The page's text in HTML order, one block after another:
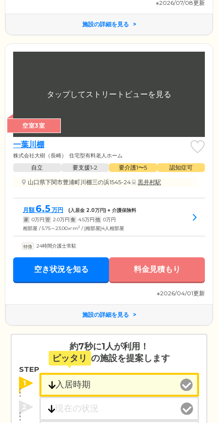
※2026/07/08更新
施設の詳細を見る
空室3室
一葉川棚
株式会社大樹（長崎） 住宅型有料老人ホーム
自立 要支援1•2 要介護1〜5
認知症可
山口県下関市豊浦町川棚三の浜1545-24
黒井村駅
月額 6.5 万円 (入居金 2.0万円) + 介護保険料
家 0万円 管 2.0万円 食 4.5万円 他 0万円
相部屋 / 5.75～23.00㎡m2 / [相部屋]4人相部屋
24時間介護士常駐
空き状況を知る 料金見積もり
※2026/04/01更新
施設の詳細を見る
約7秒に1人が利用！
ピッタリ の施設を提案します
STEP
1
2